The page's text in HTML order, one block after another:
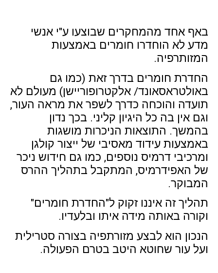
באף אחד מהמחקרים שבוצעו ע"י אנשי
מדע לא הוחדרו חומרים באמצעות
המזותרפיה.
החדרת חומרים בדרך זאת (כמו גם
באולטראסאונד/ אלקטרופוריישן) מעולם לא
תועדה והוכחה כדרך לשפר את מראה העור,
וגם אין בה כל היגיון קליני. בכך נדון
בהמשך. התוצאות הניכרות מושגות
באמצעות עידוד מאסיבי של ייצור קולגן
ומרכיבי דרמיס נוספים, כמו גם חידוש ניכר
של האפידרמיס, המתקבל בתהליך ההרס
המבוקר.
תהליך זה איננו זקוק ל"החדרת חומרים"
וקורה באותה מידה איתו ובלעדיו.
הנכון הוא לבצע מזורתפיה בצורה סטרילית
ועל עור שחוטא היטב בטרם הפעולה.